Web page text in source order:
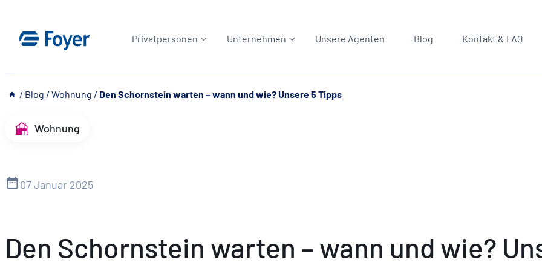
springen
Privatpersonen Unternehmen Unsere Agenten Blog Kontakt & FAQ
__ / Blog / Wohnung / Den Schornstein warten – wann und wie? Unsere 5 Tipps
Wohnung
07 Januar 2025
Den Schornstein warten – wann und wie?